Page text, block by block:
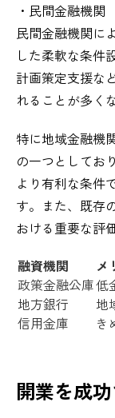
・民間金融機関
民間金融機関に
した柔軟な条件
計画策定支援な
れることが多く
特に地域金融機
の一つとしてお
より有利な条件
す。また、既存
おける重要な評
融資機関
メ
政策金融公庫低
地方銀行
地
信用金庫
き
開業を成